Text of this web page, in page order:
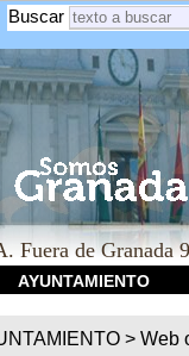
Buscar
de Granada
AYUNTAMIENTO
> Web